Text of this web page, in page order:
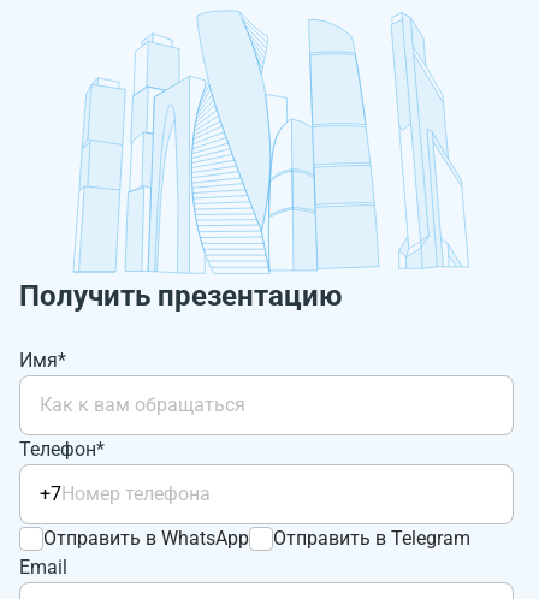
Получить презентацию
Имя*
Телефон*
+7
Отправить в WhatsApp
Отправить в Telegram
Email